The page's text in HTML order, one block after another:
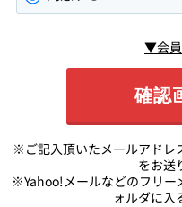
▼会
※ご記入頂いたメールアドレ
をお送
※Yahoo!メールなどのフリー
ォルダに入